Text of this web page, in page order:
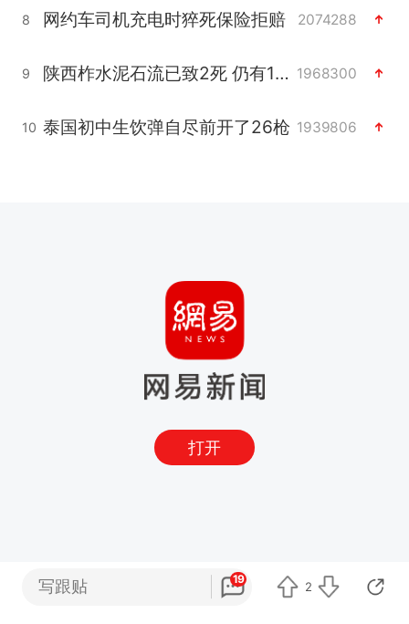
8 网约车司机充电时猝死保险拒赔 2074288
9 陕西柞水泥石流已致2死 仍有1人失联 1968300
10 泰国初中生饮弹自尽前开了26枪 1939806
打开
写跟贴 19
2